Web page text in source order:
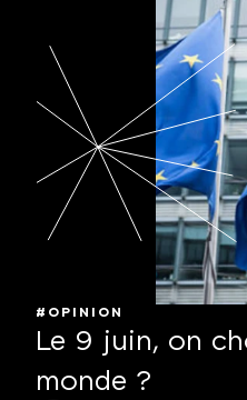
#OPINION
Le 9 juin, on
monde ?